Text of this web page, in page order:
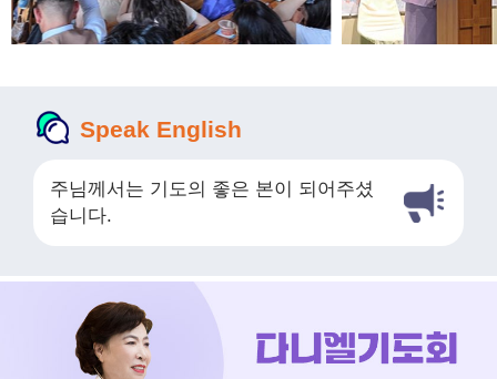
Speak English
주님께서는 기도의 좋은 본이 되어주셨
습니다.